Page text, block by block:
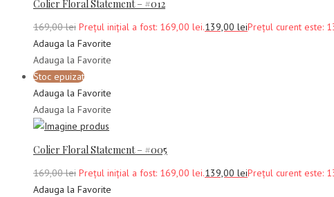
Colier Floral Statement – #012
169,00lei Prețul inițial a fost: 169,00 lei.139,00 leiPrețul curent este:
Adauga la Favorite
Adauga la Favorite
Stoc epuizat
Adauga la Favorite
Adauga la Favorite
Colier Floral Statement – #005
169,00lei Prețul inițial a fost: 169,00 lei.139,00 leiPrețul curent este:
Adauga la Favorite